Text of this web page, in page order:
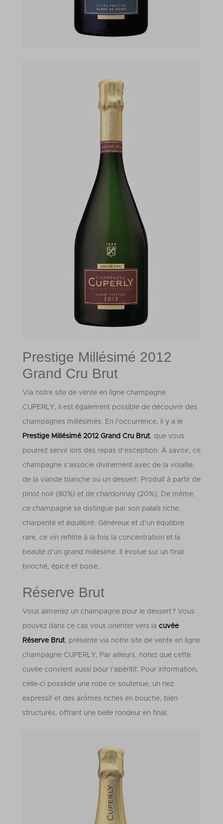
Prestige Millésimé 2012
Grand Cru Brut
Via notre site de vente en ligne champagne
CUPERLY, il est également possible de découvrir des
champagnes millésimés. En l’occurrence, il y a le
Prestige Millésimé 2012 Grand Cru Brut, que vous
pourrez servir lors des repas d’exception. À savoir, ce
champagne s’associe divinement avec de la volaille,
de la viande blanche ou un dessert. Produit à partir de
pinot noir (80%) et de chardonnay (20%), De même,
ce champagne se distingue par son palais riche,
charpenté et équilibré. Généreux et d’un équilibre
rare, ce vin reflète à la fois la concentration et la
beauté d’un grand millésime. Il évolue sur un final
brioché, épicé et boisé.
Réserve Brut
Vous aimeriez un champagne pour le dessert ? Vous
pouvez dans ce cas vous orienter vers la cuvée
Réserve Brut, présente via notre site de vente en ligne
champagne CUPERLY. Par ailleurs, notez que cette
cuvée convient aussi pour l’apéritif. Pour information,
celle-ci possède une robe or soutenue, un nez
expressif et des arômes riches en bouche, bien
structurés, offrant une belle rondeur en final.